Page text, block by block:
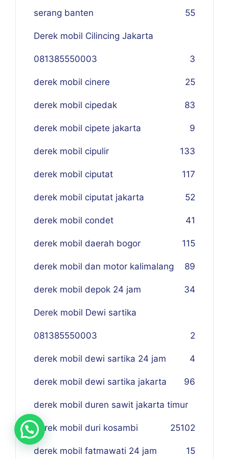
serang banten 55
Derek mobil Cilincing Jakarta
081385550003 3
derek mobil cinere 25
derek mobil cipedak 83
derek mobil cipete jakarta 9
derek mobil cipulir 133
derek mobil ciputat 117
derek mobil ciputat jakarta 52
derek mobil condet 41
derek mobil daerah bogor 115
derek mobil dan motor kalimalang 89
derek mobil depok 24 jam 34
Derek mobil Dewi sartika
081385550003 2
derek mobil dewi sartika 24 jam 4
derek mobil dewi sartika jakarta 96
derek mobil duren sawit jakarta timur
102
derek mobil duri kosambi 25
derek mobil fatmawati 24 jam 15